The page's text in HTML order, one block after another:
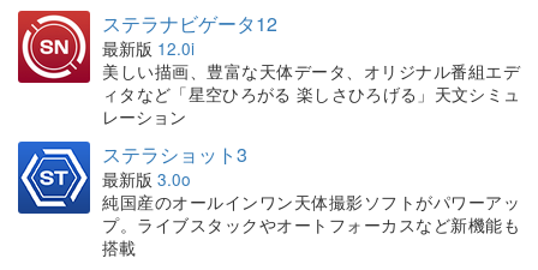
ステラナビゲータ12
最新版 12.0i
美しい描画、豊富な天体データ、オリジナル番組エデ
ィタなど「星空ひろがる 楽しさひろげる」天文シミュ
レーション
ステラショット3
最新版 3.0o
純国産のオールインワン天体撮影ソフトがパワーアッ
プ。ライブスタックやオートフォーカスなど新機能も
搭載